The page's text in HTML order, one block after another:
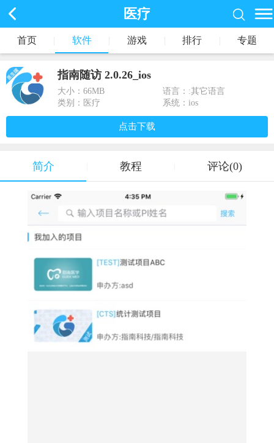
医疗
首页 软件 游戏 排行 专题
指南随访 2.0.26_ios
大小： 66MB
语言：:其它语言
类别：医疗
系统：ios
点击下载
简介 教程 评论(0)